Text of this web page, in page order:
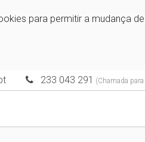
para permitir a mudança
233 043 291 (Chamada